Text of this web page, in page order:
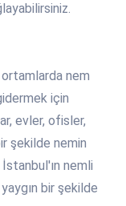
nem
için
evler, ofisler,
şekilde nemin
İstanbul'ın nemli
bir şekilde